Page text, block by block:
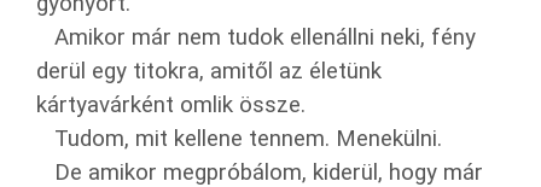
Amikor már nem tudok ellenállni neki, fény
derül egy titokra, amitől az életünk
kártyavárként omlik össze.
Tudom, mit kellene tennem. Menekülni.
De amikor megpróbálom, kiderül, hogy már